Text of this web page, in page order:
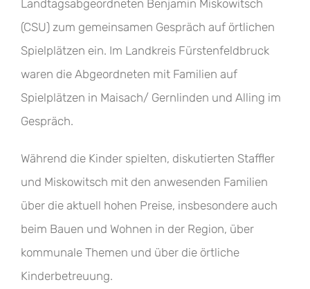
Landtagsabgeordneten Benjamin Miskowitsch
(CSU) zum gemeinsamen Gespräch auf örtlichen
Spielplätzen ein. Im Landkreis Fürstenfeldbruck
waren die Abgeordneten mit Familien auf
Spielplätzen in Maisach/ Gernlinden und Alling im
Gespräch.
Während die Kinder spielten, diskutierten Staffler
und Miskowitsch mit den anwesenden Familien
über die aktuell hohen Preise, insbesondere auch
beim Bauen und Wohnen in der Region, über
kommunale Themen und über die örtliche
Kinderbetreuung.